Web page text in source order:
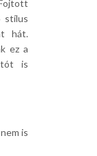
stílus
hát.
ez a
is
is